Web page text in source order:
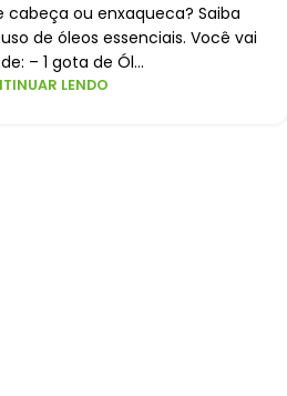
cabeça ou enxaqueca? Saiba
de óleos essenciais. Você vai
– 1 gota de Ól...
LENDO